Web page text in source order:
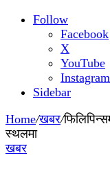
Follow
Facebook
X
YouTube
Instagram
Sidebar
Home/खबर/
स्थलमा
खबर